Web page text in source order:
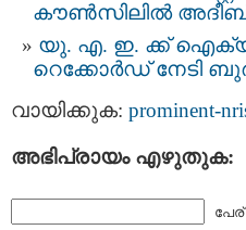
കൗൺസിലിൽ
യു. എ. ഇ. ക്ക് ഐക്യ
റെക്കോര്‍ഡ് നേടി
വായിക്കുക: prominent-
അഭിപ്രായം എഴുതുക:
പേര്